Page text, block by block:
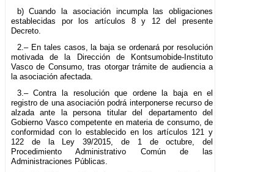
b) Cuando la asociación incumpla las obligaciones
establecidas por los artículos 8 y 12 del presente
Decreto.
2.– En tales casos, la baja se ordenará por resolución
motivada de la Dirección de Kontsumobide-Instituto
Vasco de Consumo, tras otorgar trámite de audiencia a
la asociación afectada.
3.– Contra la resolución que ordene la baja en el
registro de una asociación podrá interponerse recurso de
alzada ante la persona titular del departamento del
Gobierno Vasco competente en materia de consumo, de
conformidad con lo establecido en los artículos 121 y
122 de la Ley 39/2015, de 1 de octubre, del
Procedimiento Administrativo Común de las
Administraciones Públicas.